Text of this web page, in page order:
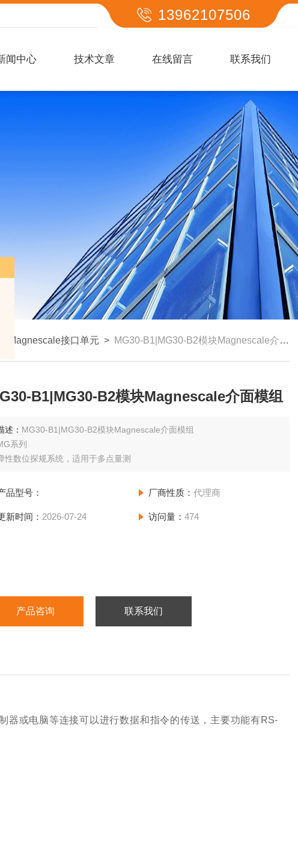
13962107506
闻中心 技术文章 在线留言 联系我们
Magnescale接口单元 > MG30-B1|MG30-B2模块Magnescale介面模组
B1|MG30-B2模块Magnescale介面模组
述： MG30-B1|MG30-B2模块Magnescale介面模组
系列
性数位探规系统，适用于多点量测
品型号： 厂商性质： 代理商
新时间： 2026-07-24 访问量： 474
产品咨询 联系我们
器或电脑等连接可以进行数据和指令的传送，主要功能有RS-